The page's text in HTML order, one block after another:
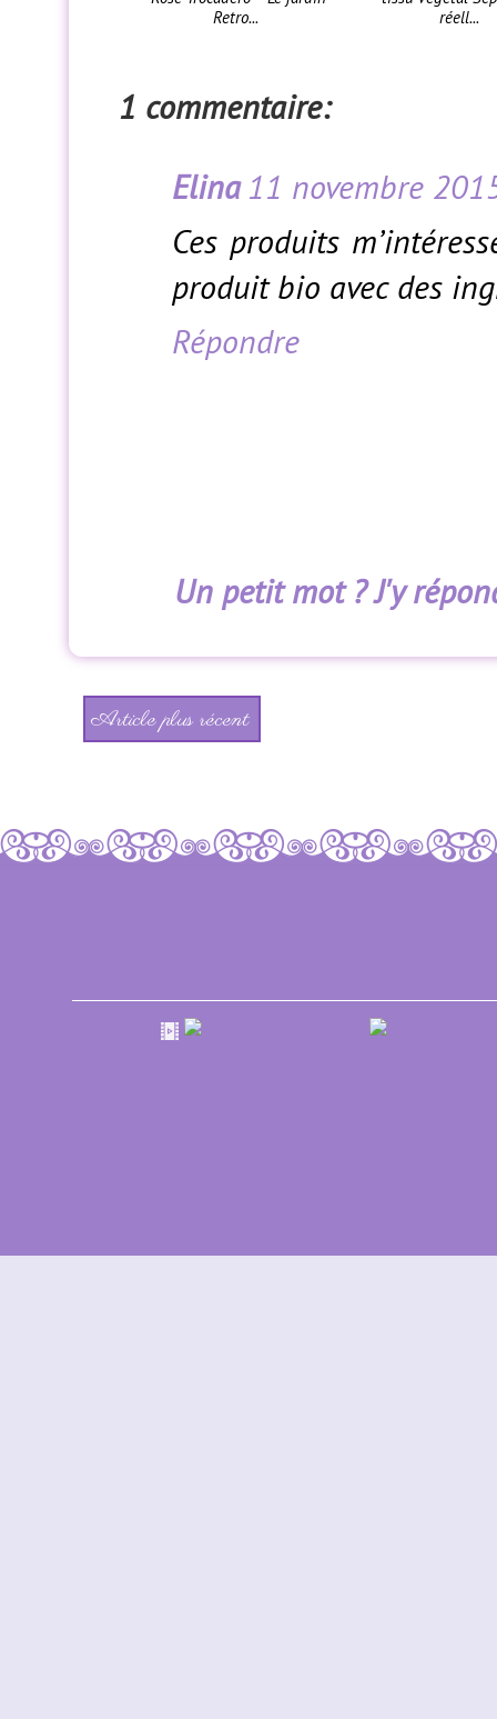
Retro...
réell...
1 commentaire:
Elina 11 novembre
Ces produits
produit bio avec des
Répondre
Un petit mot ? J'y
Article plus récent